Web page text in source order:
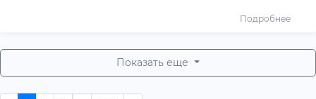
Подробнее
Показать еще